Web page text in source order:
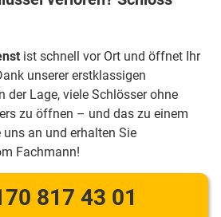
ist schnell vor Ort und öffnet Ihr
unserer erstklassigen
der Lage, viele Schlösser ohne
zu öffnen – und das zu einem
an und erhalten Sie
Fachmann!
817 43 01